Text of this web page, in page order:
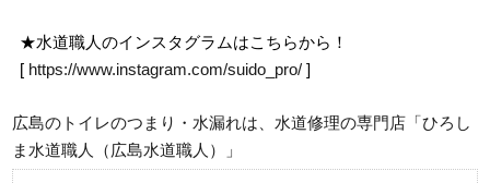
★水道職人のインスタグラムはこちらから！
[ https://www.instagram.com/suido_pro/ ]
広島のトイレのつまり・水漏れは、水道修理の専門店「ひろし
ま水道職人（広島水道職人）」